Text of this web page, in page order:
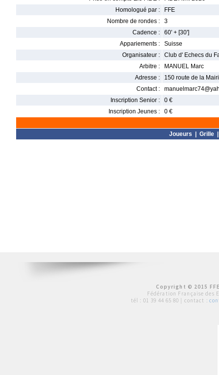
Homologué par :
FFE
Nombre de rondes :
3
Cadence :
60' + [30']
Appariements :
Suisse
Organisateur :
Club d' Echecs du
Arbitre :
MANUEL Marc
Adresse :
150 route de la
Contact :
Inscription Senior :
0 €
Inscription Jeunes :
0 €
Joueurs Grille
Copyright © 2015
Fédération Française des
tél : 01 39 44 65 80 | contact :